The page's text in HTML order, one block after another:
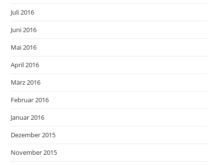
Juli 2016
Juni 2016
Mai 2016
April 2016
März 2016
Februar 2016
Januar 2016
Dezember 2015
November 2015